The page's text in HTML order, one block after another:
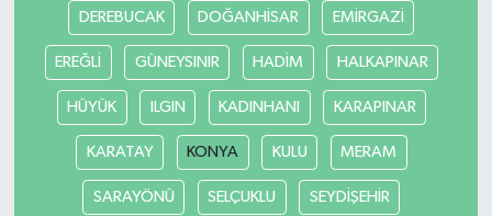
DEREBUCAK DOĞANHİSAR EMİRGAZİ
EREĞLİ GÜNEYSINIR HADİM HALKAPINAR
HÜYÜK ILGIN KADINHANI KARAPINAR
KARATAY KONYA KULU MERAM
SARAYÖNÜ SELÇUKLU SEYDİŞEHİR